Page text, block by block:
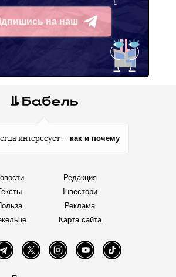
на наш
интересует — как и почему
Редакция
Інвестори
Реклама
Карта сайта
TelegramTwitter InstagramYouTube TikTok